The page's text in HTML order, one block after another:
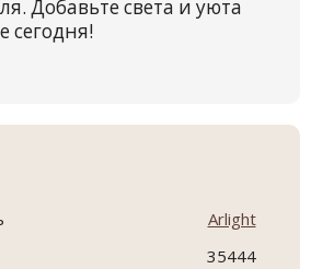
Добавьте света и уюта
сегодня!
Arlight
35444